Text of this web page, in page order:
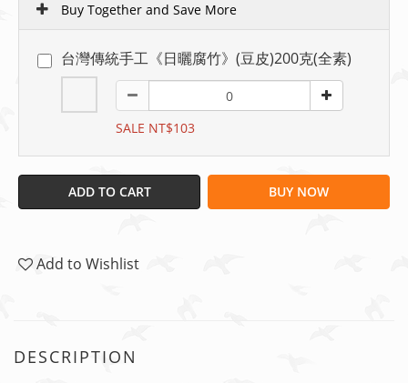
Buy Together and Save More
台灣傳統手工《日曬腐竹》(豆皮)200克(全素)
SALE NT$103
ADD TO CART BUY NOW
Add to Wishlist
DESCRIPTION